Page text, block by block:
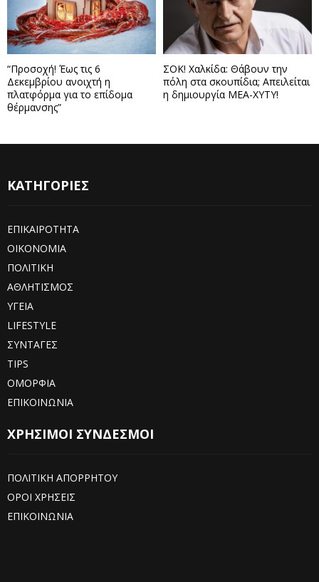
“Προσοχή! Έως τις 6
Δεκεμβρίου ανοιχτή η
πλατφόρμα για το επίδομα
θέρμανσης”
ΣΟΚ! Χαλκίδα: Θάβουν την
πόλη στα σκουπίδια; Απειλείται
η δημιουργία ΜΕΑ-ΧΥΤΥ!
ΚΑΤΗΓΟΡΙΕΣ
ΕΠΙΚΑΙΡΟΤΗΤΑ
ΟΙΚΟΝΟΜΙΑ
ΠΟΛΙΤΙΚΗ
ΑΘΛΗΤΙΣΜΟΣ
ΥΓΕΙΑ
LIFESTYLE
ΣΥΝΤΑΓΕΣ
TIPS
ΟΜΟΡΦΙΑ
ΕΠΙΚΟΙΝΩΝΙΑ
ΧΡΗΣΙΜΟΙ ΣΥΝΔΕΣΜΟΙ
ΠΟΛΙΤΙΚΗ ΑΠΟΡΡΗΤΟΥ
ΟΡΟΙ ΧΡΗΣΕΙΣ
ΕΠΙΚΟΙΝΩΝΙΑ